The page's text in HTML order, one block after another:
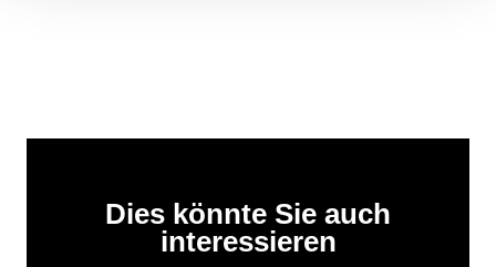
Dies könnte Sie auch
interessieren